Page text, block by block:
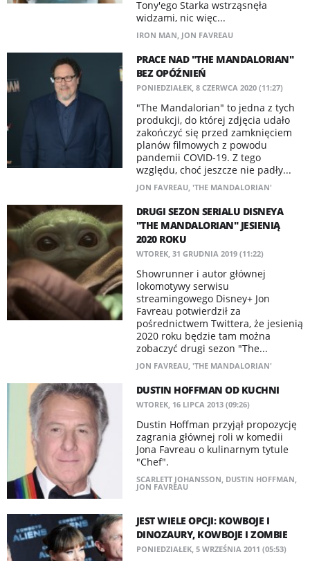
Tony'ego Starka wstrząsnęła
widzami, nic więc...
IRON MAN, JON FAVREAU
PRACE NAD "THE MANDALORIAN"
BEZ OPÓŹNIEŃ
PONIEDZIAŁEK, 8 CZERWCA 2020 (11:27)
"The Mandalorian" to jedna z tych
produkcji, do której zdjęcia udało
zakończyć się przed zamknięciem
planów filmowych z powodu
pandemii COVID-19. Z tego
względu, choć jeszcze nie padły...
JON FAVREAU, 'THE MANDALORIAN'
DRUGI SEZON SERIALU DISNEYA
"THE MANDALORIAN" JESIENIĄ
2020 ROKU
WTOREK, 31 GRUDNIA 2019 (11:22)
Showrunner i autor głównej
lokomotywy serwisu
streamingowego Disney+ Jon
Favreau potwierdził za
pośrednictwem Twittera, że jesienią
2020 roku będzie tam można
zobaczyć drugi sezon "The...
JON FAVREAU, 'THE MANDALORIAN'
DUSTIN HOFFMAN OD KUCHNI
WTOREK, 16 LIPCA 2013 (09:26)
Dustin Hoffman przyjął propozycję
zagrania głównej roli w komedii
Jona Favreau o kulinarnym tytule
"Chef".
SCARLETT JOHANSSON, DUSTIN HOFFMAN,
JON FAVREAU
JEST WIELE OPCJI: KOWBOJE I
DINOZAURY, KOWBOJE I ZOMBIE
PONIEDZIAŁEK, 5 WRZEŚNIA 2011 (05:53)